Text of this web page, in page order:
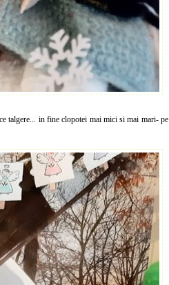
talgere... in fine clopotei mai mici si mai mari- pe